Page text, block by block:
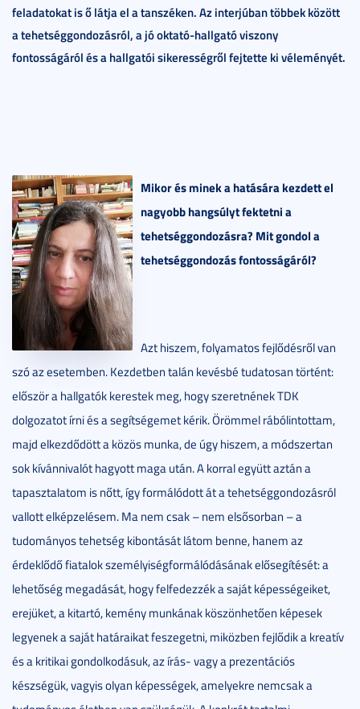
feladatokat is ő látja el a tanszéken. Az interjúban többek között
a tehetséggondozásról, a jó oktató-hallgató viszony
fontosságáról és a hallgatói sikerességről fejtette ki véleményét.
Mikor és minek a hatására kezdett el
nagyobb hangsúlyt fektetni a
tehetséggondozásra? Mit gondol a
tehetséggondozás fontosságáról?
Azt hiszem, folyamatos fejlődésről van
szó az esetemben. Kezdetben talán kevésbé tudatosan történt:
először a hallgatók kerestek meg, hogy szeretnének TDK
dolgozatot írni és a segítségemet kérik. Örömmel rábólintottam,
majd elkezdődött a közös munka, de úgy hiszem, a módszertan
sok kívánnivalót hagyott maga után. A korral együtt aztán a
tapasztalatom is nőtt, így formálódott át a tehetséggondozásról
vallott elképzelésem. Ma nem csak – nem elsősorban – a
tudományos tehetség kibontását látom benne, hanem az
érdeklődő fiatalok személyiségformálódásának elősegítését: a
lehetőség megadását, hogy felfedezzék a saját képességeiket,
erejüket, a kitartó, kemény munkának köszönhetően képesek
legyenek a saját határaikat feszegetni, miközben fejlődik a kreatív
és a kritikai gondolkodásuk, az írás- vagy a prezentációs
készségük, vagyis olyan képességek, amelyekre nemcsak a